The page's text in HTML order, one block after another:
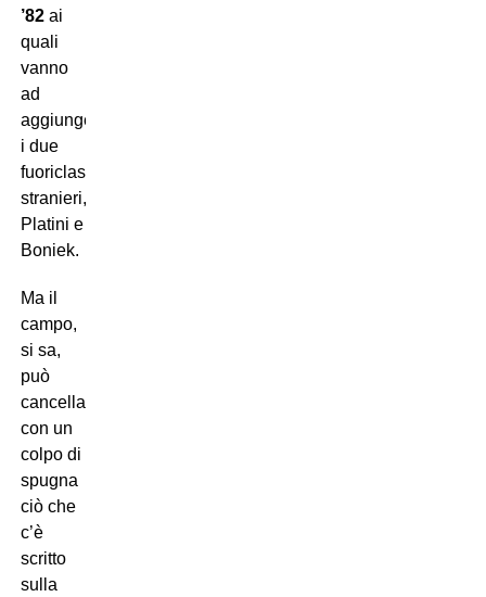
’82ai
quali
vanno
ad
aggiungersi
i due
fuoriclasse
stranieri,
Platini e
Boniek.
Ma il
campo,
si sa,
può
cancellare
con un
colpo di
spugna
ciò che
c’è
scritto
sulla